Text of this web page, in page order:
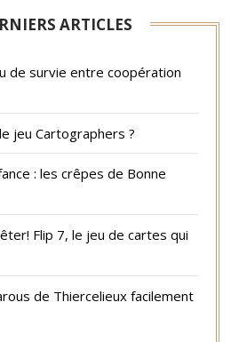
ARTICLES
de survie entre coopération
jeu Cartographers ?
: les crêpes de Bonne
Flip 7, le jeu de cartes qui
de Thiercelieux facilement